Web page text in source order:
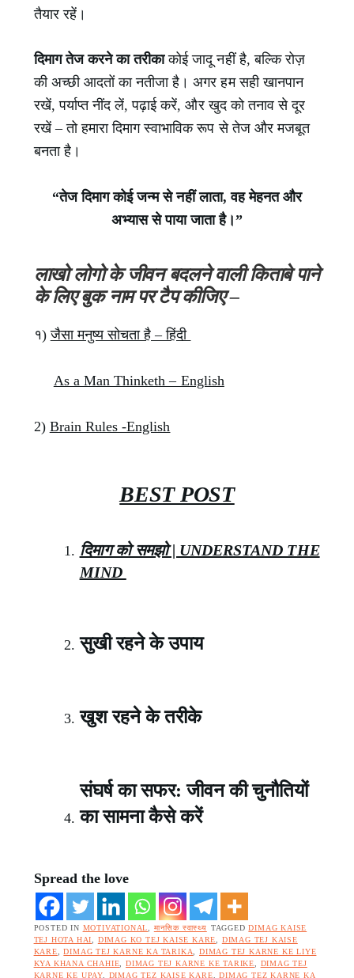
तैयार रहें।
दिमाग तेज करने का तरीकाकोई जादू नहीं है, बल्कि रोज़
की अच्छी आदतों का नतीजा है। अगर हम सही खानपान
रखें, पर्याप्त नींद लें, पढ़ाई करें, और खुद को तनाव से दूर
रखें – तो हमारा दिमाग स्वाभाविक रूप से तेज और मजबूत
बनता है।
“तेज दिमाग कोई जन्म से नहीं लाता, वह मेहनत और
अभ्यास से पाया जाता है।”
लाखो लोगो के जीवन बदलने वाली किताबे पाने
के लिए बुक नाम पर टैप कीजिए –
१)जैसा मनुष्य सोचता है – हिंदी
As a Man Thinketh – English
2) Brain Rules -English
BEST POST
दिमाग को समझो | UNDERSTAND THE
MIND
सुखी रहने के उपाय
खुश रहने के तरीके
संघर्ष का सफर: जीवन की चुनौतियों
का सामना कैसे करें
Spread the love
POSTED IN MOTIVATIONAL मानसिक स्वास्थ्य TAGGEDDIMAG KAISE
TEJ HOTA HAI
DIMAG KO TEJ KAISE KARE
DIMAG TEJ KAISE
KARE ,DIMAG TEJ KARNE KA TARIKA
DIMAG TEJ KARNE KE LIYE
KYA KHANA CHAHIE
DIMAG TEJ KARNE KE TARIKE
DIMAG TEJ
KARNE KE UPAY, DIMAG TEZ KAISE KARE ,DIMAG TEZ KARNE KA